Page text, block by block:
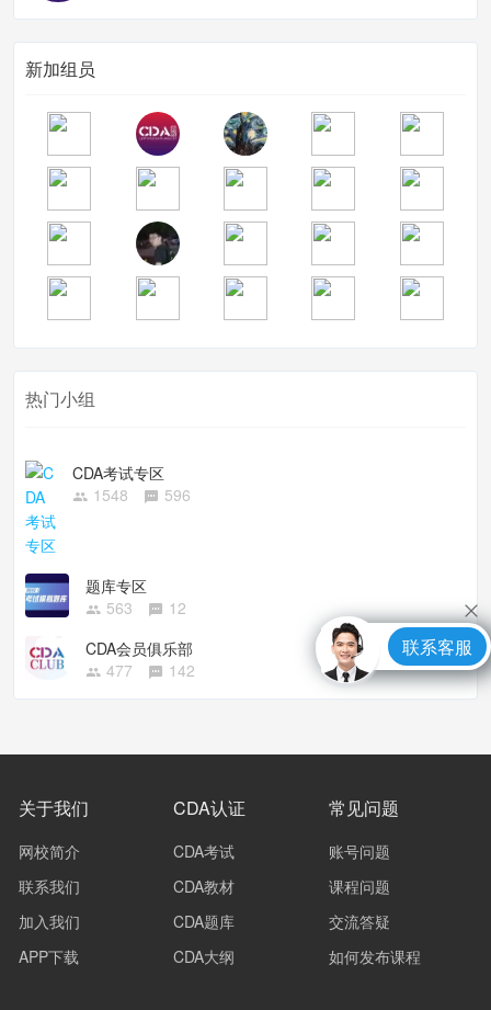
新加组员
热门小组
CDA考试专区
1548
596
题库专区
563
12
CDA会员俱乐部
477
142
关于我们
网校简介
联系我们
加入我们
APP下载
CDA认证
CDA考试
CDA教材
CDA题库
CDA大纲
常见问题
账号问题
课程问题
交流答疑
如何发布课程
联系客服